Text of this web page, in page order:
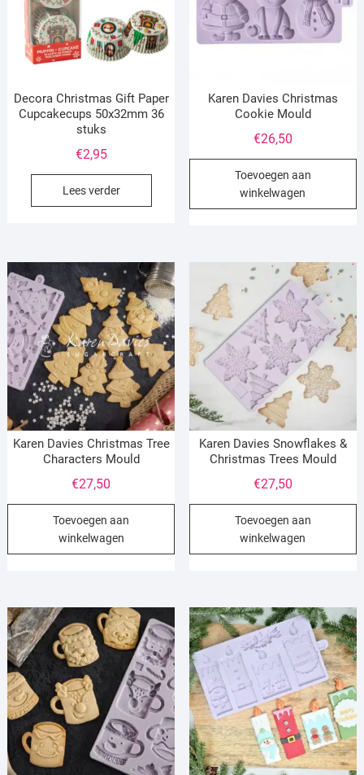
Decora Christmas Gift Paper
Cupcakecups 50x32mm 36
stuks
€2,95
Lees verder
Karen Davies Christmas
Cookie Mould
€26,50
Toevoegen aan
winkelwagen
Karen Davies Christmas Tree
Characters Mould
€27,50
Toevoegen aan
winkelwagen
Karen Davies Snowflakes &
Christmas Trees Mould
€27,50
Toevoegen aan
winkelwagen